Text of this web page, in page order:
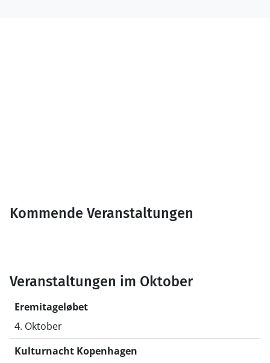
Kommende Veranstaltungen
Veranstaltungen im Oktober
Eremitageløbet
4. Oktober
Kulturnacht Kopenhagen